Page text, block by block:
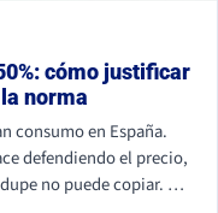
cómo justificar
norma
consumo en España.
defendiendo el precio,
no puede copiar. Si